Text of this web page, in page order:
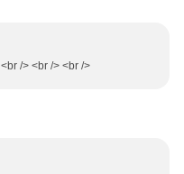
/> <br /> <br />